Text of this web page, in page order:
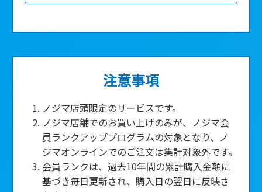
注意事項
ノジマ店頭限定のサービスです。
ノジマ店舗でのお買い上げのみが、ノジマ会
員ランクアッププログラムの対象となり、ノ
ジマオンラインでのご注文は集計対象外です。
会員ランクは、過去10年間の累計購入金額に
基づき毎日更新され、購入日の翌日に反映さ